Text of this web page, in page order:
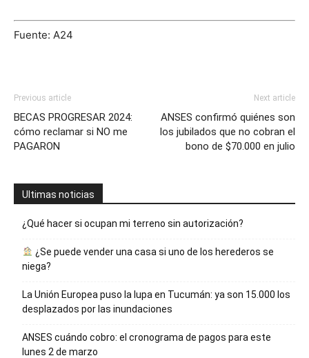
Fuente: A24
Previous article
BECAS PROGRESAR 2024:
cómo reclamar si NO me
PAGARON
Next article
ANSES confirmó quiénes son
los jubilados que no cobran el
bono de $70.000 en julio
Ultimas noticias
¿Qué hacer si ocupan mi terreno sin autorización?
¿Se puede vender una casa si uno de los herederos se
niega?
La Unión Europea puso la lupa en Tucumán: ya son 15.000 los
desplazados por las inundaciones
ANSES cuándo cobro: el cronograma de pagos para este
lunes 2 de marzo